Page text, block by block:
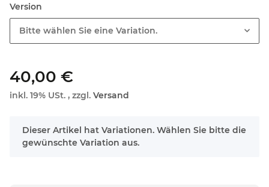
Version
Bitte wählen Sie eine Variation.
40,00 €
inkl. 19% USt. , zzgl. Versand
x
Dieser Artikel hat Variationen. Wählen Sie bitte die
gewünschte Variation aus.